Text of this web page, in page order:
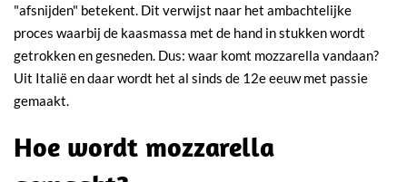
"afsnijden" betekent. Dit verwijst naar het ambachtelijke
proces waarbij de kaasmassa met de hand in stukken wordt
getrokken en gesneden. Dus: waar komt mozzarella vandaan?
Uit Italië en daar wordt het al sinds de 12e eeuw met passie
gemaakt.
Hoe wordt mozzarella